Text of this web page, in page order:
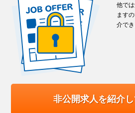
他で
ます
介でき
非公開求人を紹介